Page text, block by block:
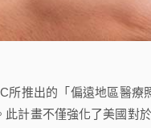
推出的「偏遠地區醫療
此計畫不僅強化了美國對